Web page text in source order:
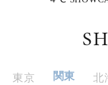
東京 関東 北